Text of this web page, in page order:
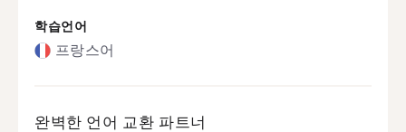
학습언어
프랑스어
완벽한 언어 교환 파트너